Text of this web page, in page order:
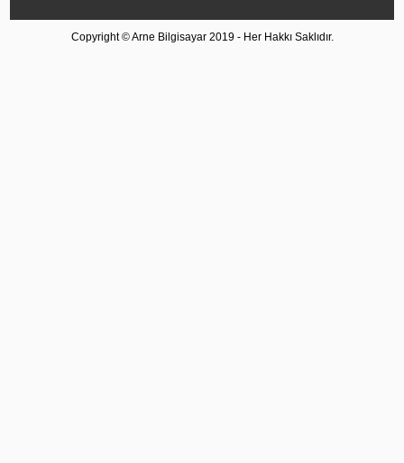
Copyright © Arne Bilgisayar 2019 - Her Hakkı Saklıdır.